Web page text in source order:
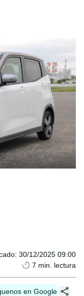
: 30/12/2025 09:00
7 min. lectura
en Google